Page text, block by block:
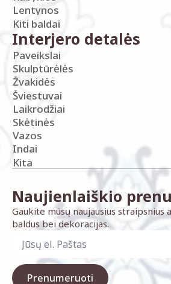
Lentynos
Kiti baldai
Interjero detalės
Paveikslai
Skulptūrėlės
Žvakidės
Šviestuvai
Laikrodžiai
Skėtinės
Vazos
Indai
Kita
Naujienlaiškio
Gaukite mūsų naujausius straipsnius
baldus bei dekoracijas.
Prenumeruoti